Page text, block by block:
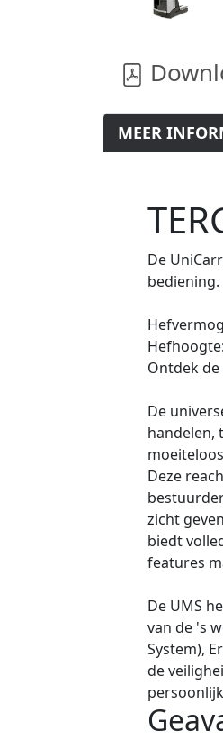
MEER
De
Ontdek
De
handelen,
Deze
zicht
biedt
features
De UMS
van de 's
System),
de